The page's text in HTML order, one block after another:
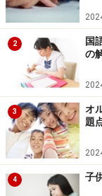
じ漢字として認
で及ばない限り
あると判定する
「はねているか
するのではなく
す。
判断が難し
算数の「掛け算
2
国
の
3
オ
題
4 子